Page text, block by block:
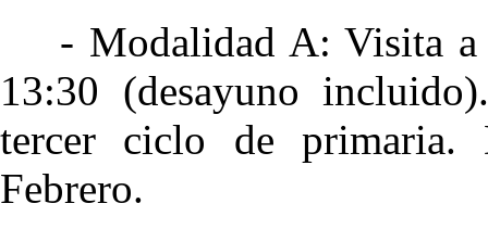
- Modalidad A: Visita a
13:30 (desayuno
tercer ciclo de primaria.
Febrero.